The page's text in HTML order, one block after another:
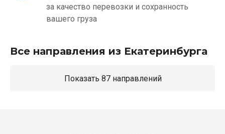
за качество перевозки и сохранность
вашего груза
Все направления из Екатеринбурга
Показать 87 направлений